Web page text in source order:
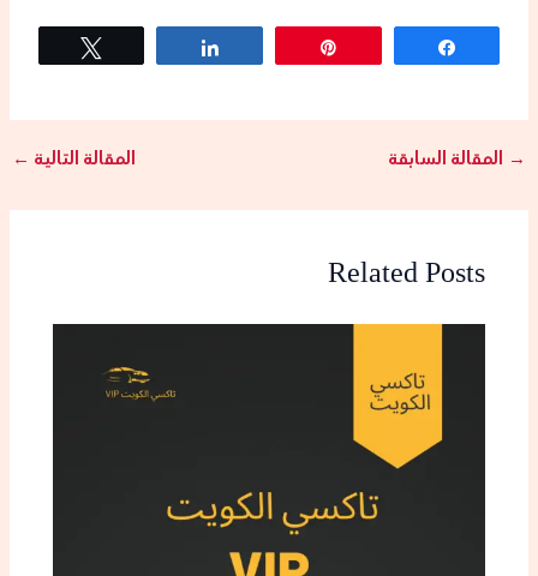
→ المقالة السابقة المقالة التالية ←
Related Posts